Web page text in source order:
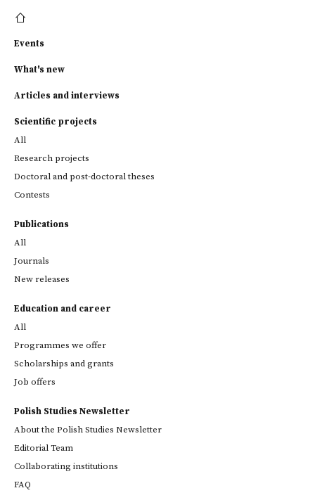
Events
What's new
Articles and interviews
Scientific projects
All
Research projects
Doctoral and post-doctoral theses
Contests
Publications
All
Journals
New releases
Education and career
All
Programmes we offer
Scholarships and grants
Job offers
Polish Studies Newsletter
About the Polish Studies Newsletter
Editorial Team
Collaborating institutions
FAQ